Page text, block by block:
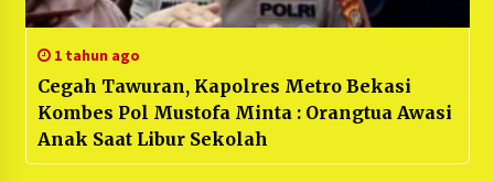
1 tahun ago
Cegah Tawuran, Kapolres Metro Bekasi
Kombes Pol Mustofa Minta : Orangtua Awasi
Anak Saat Libur Sekolah